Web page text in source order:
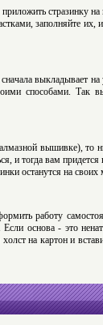
стразинку на
заполняйте их,
выкладывает на
способами. Так
вышивке), то
и тогда вам придется
останутся на своих
работу
основа - это
на картон и